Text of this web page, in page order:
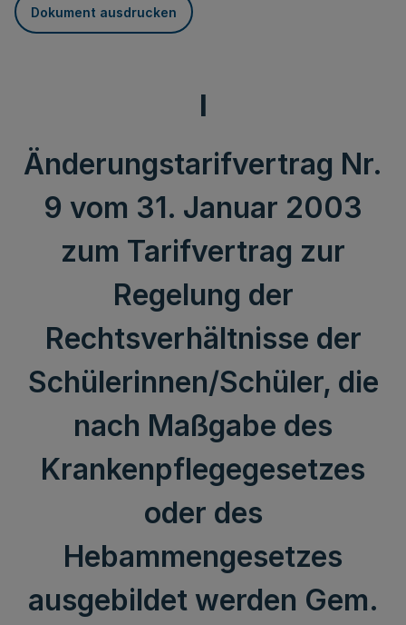
Dokument ausdrucken
I
Änderungstarifvertrag Nr.
9 vom 31. Januar 2003
zum Tarifvertrag zur
Regelung der
Rechtsverhältnisse der
Schülerinnen/Schüler, die
nach Maßgabe des
Krankenpflegegesetzes
oder des
Hebammengesetzes
ausgebildet werden Gem.